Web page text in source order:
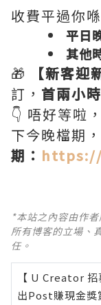
收費平過你
平日
其他
🎁 【新客迎
訂， 首兩小
👇 唔好等啦
下今晚檔期
期：
*本站之內容由作
所有博客的立場、
任。
【 U Creator 招
出Post賺現金獎